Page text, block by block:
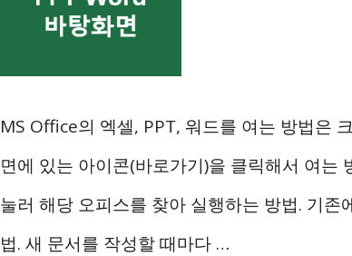
MS Office의 엑셀, PPT, 워드를 여는 방법은
면에 있는 아이콘(바로가기)을 클릭해서 여는
눌러 해당 오피스를 찾아 실행하는 방법. 기존
법. 새 문서를 작성할 때마다 …